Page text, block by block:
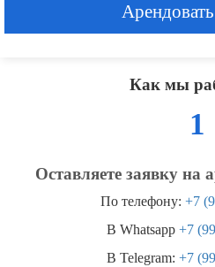
Арендовать
Как мы
1
Оставляете заявку на
По телефону: +7
В Whatsapp +7
В Telegram: +7